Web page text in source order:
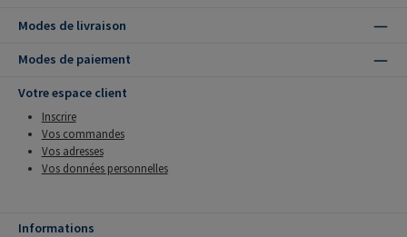
Modes de livraison
Modes de paiement
Votre espace client
Inscrire
Vos commandes
Vos adresses
Vos données personnelles
Informations